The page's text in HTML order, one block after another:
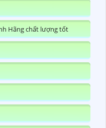
Hãng chất lượng tốt